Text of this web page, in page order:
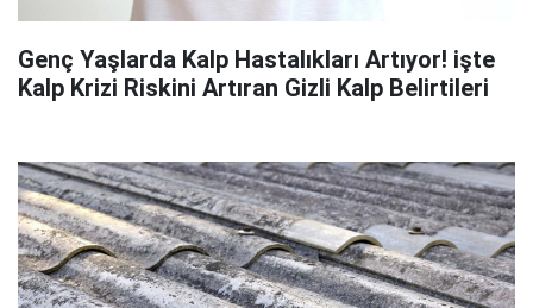
Genç Yaşlarda Kalp Hastalıkları Artıyor! işte
Kalp Krizi Riskini Artıran Gizli Kalp Belirtileri